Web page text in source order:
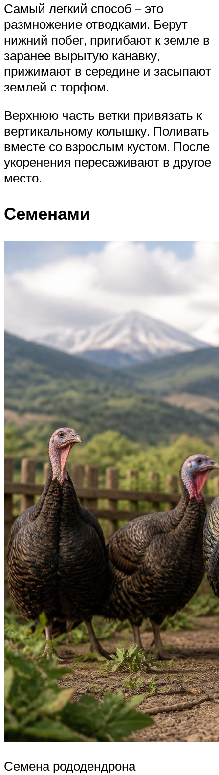
Самый легкий способ – это
размножение отводками. Берут
нижний побег, пригибают к земле в
заранее вырытую канавку,
прижимают в середине и засыпают
землей с торфом.
Верхнюю часть ветки привязать к
вертикальному колышку. Поливать
вместе со взрослым кустом. После
укоренения пересаживают в другое
место.
Семенами
Семена рододендрона